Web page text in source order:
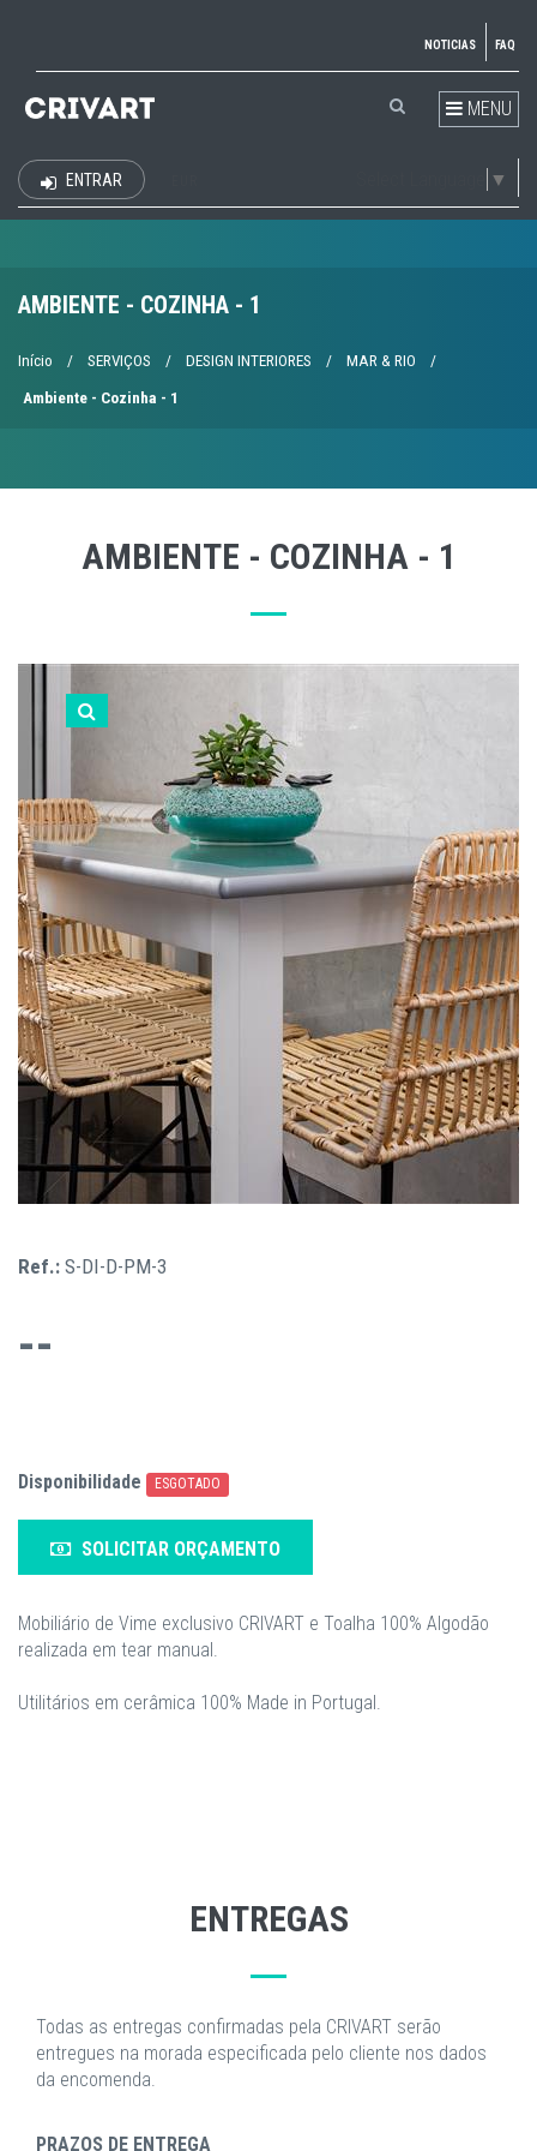
NOTICIAS FAQ
MENU
▼
ENTRAR
AMBIENTE - COZINHA - 1
Início / SERVIÇOS / DESIGN INTERIORES / MAR & RIO /
Ambiente - Cozinha - 1
AMBIENTE - COZINHA - 1
Ref.: S-DI-D-PM-3
--
Disponibilidade ESGOTADO
SOLICITAR ORÇAMENTO
Mobiliário de Vime exclusivo CRIVART e Toalha 100% Algodão
realizada em tear manual.
Utilitários em cerâmica 100% Made in Portugal.
ENTREGAS
Todas as entregas confirmadas pela CRIVART serão
entregues na morada especificada pelo cliente nos dados
da encomenda.
PRAZOS DE ENTREGA